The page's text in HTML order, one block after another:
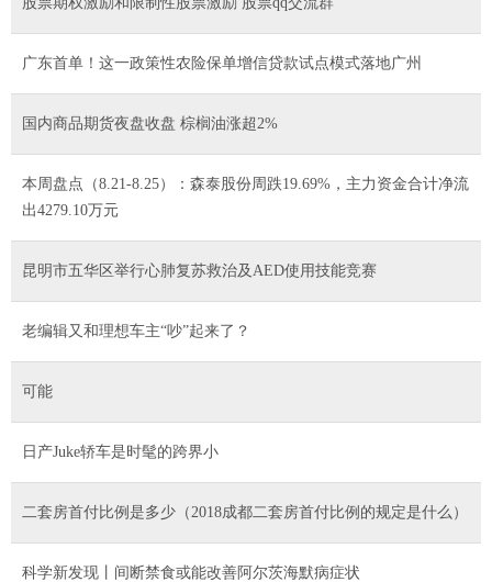
广东首单！这一政策性农险保单增信贷款试点模式落地广州
国内商品期货夜盘收盘 棕榈油涨超2%
本周盘点（8.21-8.25）：森泰股份周跌19.69%，主力资金合计净流
出4279.10万元
昆明市五华区举行心肺复苏救治及AED使用技能竞赛
老编辑又和理想车主“吵”起来了？
可能
日产Juke轿车是时髦的跨界小
二套房首付比例是多少（2018成都二套房首付比例的规定是什么）
科学新发现丨间断禁食或能改善阿尔茨海默病症状